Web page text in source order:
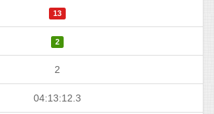
13
2
2
04:13:12.3